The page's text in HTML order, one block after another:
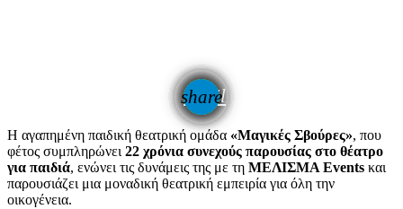
share
email
Η αγαπημένη παιδική θεατρική ομάδα «Μαγικές Σβούρες», που
φέτος συμπληρώνει 22 χρόνια συνεχούς παρουσίας στο θέατρο
για παιδιά, ενώνει τις δυνάμεις της με τη ΜΕΛΙΣΜΑ Events και
παρουσιάζει μια μοναδική θεατρική εμπειρία για όλη την
οικογένεια.